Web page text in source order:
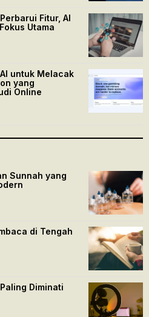
Fitur, AI
Utama
untuk Melacak
yang
Online
Sunnah yang
di Tengah
Diminati